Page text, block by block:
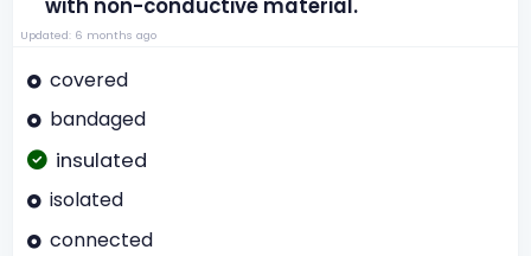
with non-conductive material.
Updated: 6 months ago
covered
bandaged
insulated
isolated
connected